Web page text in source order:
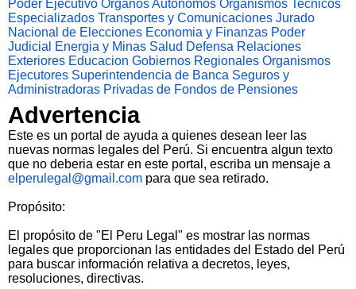
Poder Ejecutivo Organos Autonomos Organismos Tecnicos
Especializados Transportes y Comunicaciones Jurado
Nacional de Elecciones Economia y Finanzas Poder
Judicial
Energia y Minas Salud Defensa Relaciones
Exteriores Educacion Gobiernos Regionales Organismos
Ejecutores Superintendencia de Banca Seguros y
Administradoras Privadas de Fondos de Pensiones
Advertencia
Este es un portal de ayuda a quienes desean leer las
nuevas normas legales del Perú. Si encuentra algun texto
que no deberia estar en este portal, escriba un mensaje a
elperulegal@gmail.com para que sea retirado.
Propósito:
El propósito de "El Peru Legal" es mostrar las normas
legales que proporcionan las entidades del Estado del Perú
para buscar información relativa a decretos, leyes,
resoluciones, directivas.